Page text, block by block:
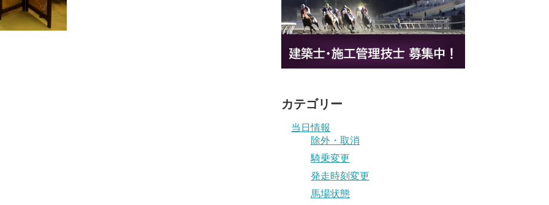
カテゴリー
当日情報
除外・取消
騎乗変更
発走時刻変更
馬場状態